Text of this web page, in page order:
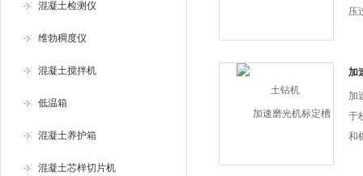
混凝土检测仪
维勃稠度仪
混凝土搅拌机
低温箱
混凝土养护箱
混凝土芯样切片机
压
砂
径
称
加
加
于
和